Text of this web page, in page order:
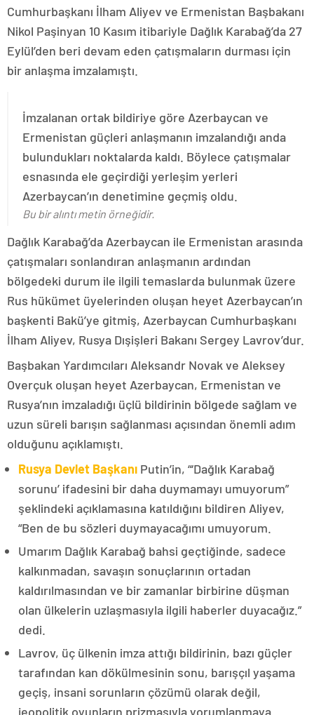
Cumhurbaşkanı İlham Aliyev ve Ermenistan Başbakanı
Nikol Paşinyan 10 Kasım itibariyle Dağlık Karabağ’da 27
Eylül’den beri devam eden çatışmaların durması için
bir anlaşma imzalamıştı.
İmzalanan ortak bildiriye göre Azerbaycan ve
Ermenistan güçleri anlaşmanın imzalandığı anda
bulundukları noktalarda kaldı. Böylece çatışmalar
esnasında ele geçirdiği yerleşim yerleri
Azerbaycan’ın denetimine geçmiş oldu.
Bu bir alıntı metin örneğidir.
Dağlık Karabağ’da Azerbaycan ile Ermenistan arasında
çatışmaları sonlandıran anlaşmanın ardından
bölgedeki durum ile ilgili temaslarda bulunmak üzere
Rus hükümet üyelerinden oluşan heyet Azerbaycan’ın
başkenti Bakü’ye gitmiş, Azerbaycan Cumhurbaşkanı
İlham Aliyev, Rusya Dışişleri Bakanı Sergey Lavrov’dur.
Başbakan Yardımcıları Aleksandr Novak ve Aleksey
Overçuk oluşan heyet Azerbaycan, Ermenistan ve
Rusya’nın imzaladığı üçlü bildirinin bölgede sağlam ve
uzun süreli barışın sağlanması açısından önemli adım
olduğunu açıklamıştı.
Rusya Devlet Başkanı Putin’in, “‘Dağlık Karabağ
sorunu’ ifadesini bir daha duymamayı umuyorum”
şeklindeki açıklamasına katıldığını bildiren Aliyev,
“Ben de bu sözleri duymayacağımı umuyorum.
Umarım Dağlık Karabağ bahsi geçtiğinde, sadece
kalkınmadan, savaşın sonuçlarının ortadan
kaldırılmasından ve bir zamanlar birbirine düşman
olan ülkelerin uzlaşmasıyla ilgili haberler duyacağız.”
dedi.
Lavrov, üç ülkenin imza attığı bildirinin, bazı güçler
tarafından kan dökülmesinin sonu, barışçıl yaşama
geçiş, insani sorunların çözümü olarak değil,
jeopolitik oyunların prizmasıyla yorumlanmaya